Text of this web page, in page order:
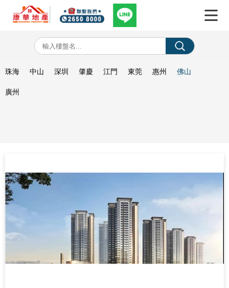
珠海 中山 深圳 肇慶 江門 東莞 惠州 佛山
廣州